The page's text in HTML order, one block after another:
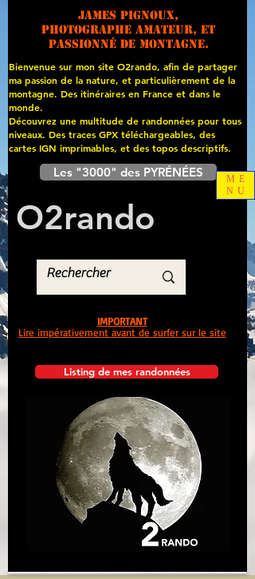
James PIGNOUX,
photographe amateur, et
passionné de montagne.
Bienvenue sur mon site O2rando, afin de partager
ma passion de la nature, et particulièrement de la
montagne. Des itinéraires en France et dans le
monde.
Découvrez une multitude de randonnées pour tous
niveaux. Des traces GPX téléchargeables, des
cartes IGN imprimables, et des topos descriptifs.
Les "3000" des PYRÉNÉES
O2rando
Listing de mes randonnées
IMPORTANT
Lire impérativement avant de surfer sur le site
ME
NU